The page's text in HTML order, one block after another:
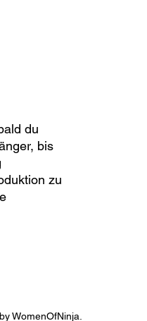
du
bis
zu
WomenOfNinja.